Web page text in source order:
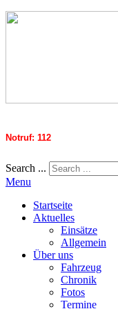
Notruf: 112
Search ...
Menu
Startseite
Aktuelles
Einsätze
Allgemein
Über uns
Fahrzeug
Chronik
Fotos
Termine